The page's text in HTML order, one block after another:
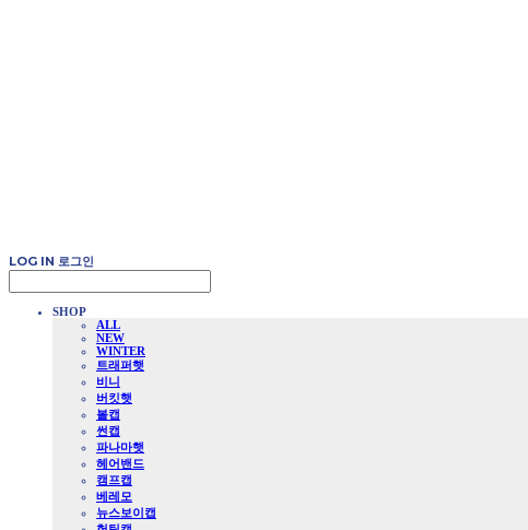
LOG IN 로그인
SHOP
ALL
NEW
WINTER
트래퍼햇
비니
버킷햇
볼캡
썬캡
파나마햇
헤어밴드
캠프캡
베레모
뉴스보이캡